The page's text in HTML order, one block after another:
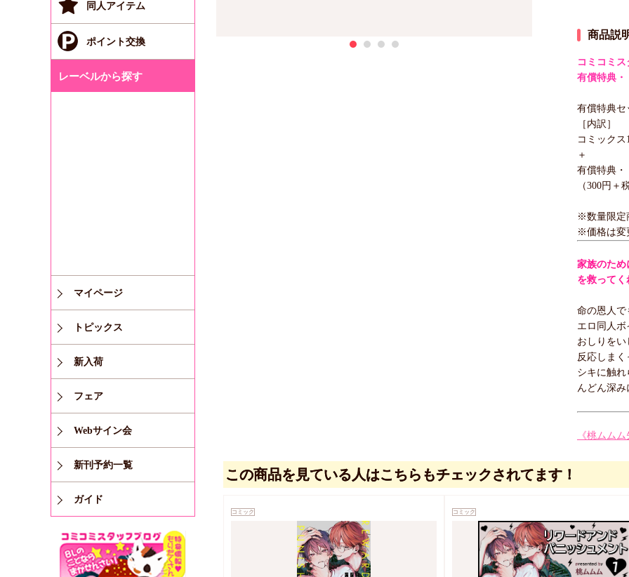
同人アイテム
ポイント交換
レーベルから探す
マイページ
トピックス
新入荷
フェア
Webサイン会
新刊予約一覧
ガイド
商品説
コミコミ
有償特典・
有償特典セ
［内訳］
コミック
＋
有償特典
（300円＋
※数量限定
※価格は変
家族のため
を救ってく
命の恩人で
エロ同人ボ
おしりを
反応しまく
シキに触
んどん深
《桃ムム
この商品を見ている人はこちらもチェックされてます！
コミック コミック